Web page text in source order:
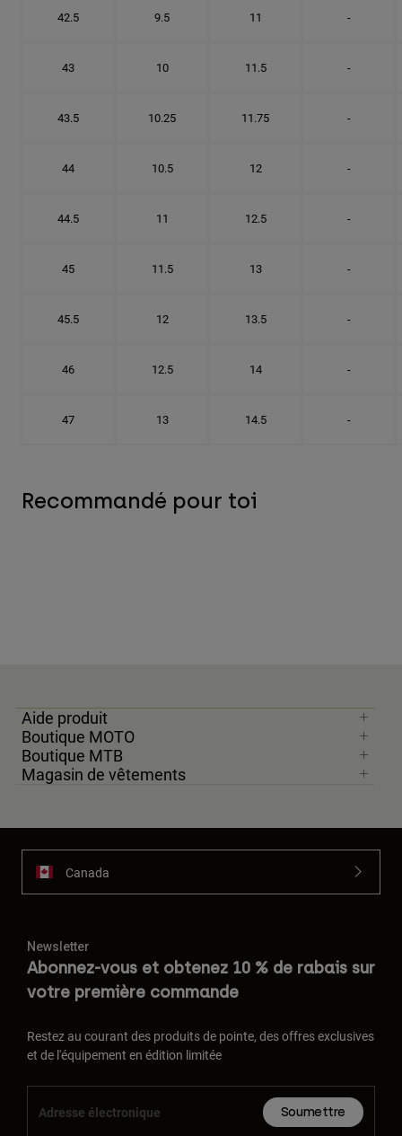
42.5 9.5 11 -
43 10 11.5 -
43.5 10.25 11.75 -
44 10.5 12 -
44.5 11 12.5 -
45 11.5 13 -
45.5 12 13.5 -
46 12.5 14 -
47 13 14.5 -
Recommandé pour toi
Aide produit
Boutique MOTO
Boutique MTB
Magasin de vêtements
Canada
Newsletter
Abonnez-vous et obtenez 10 % de rabais sur
votre première commande
Restez au courant des produits de pointe, des offres exclusives
et de l'équipement en édition limitée
Soumettre